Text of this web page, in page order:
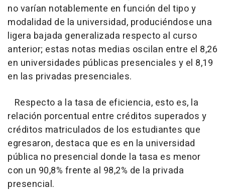
no varían notablemente en función del tipo y
modalidad de la universidad, produciéndose una
ligera bajada generalizada respecto al curso
anterior; estas notas medias oscilan entre el 8,26
en universidades públicas presenciales y el 8,19
en las privadas presenciales.
Respecto a la tasa de eficiencia, esto es, la
relación porcentual entre créditos superados y
créditos matriculados de los estudiantes que
egresaron, destaca que es en la universidad
pública no presencial donde la tasa es menor
con un 90,8% frente al 98,2% de la privada
presencial.